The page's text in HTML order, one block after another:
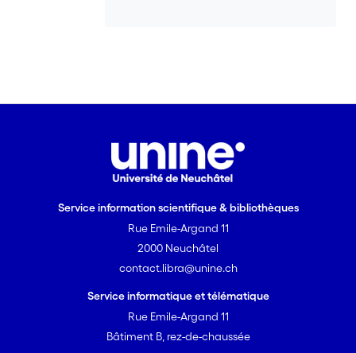
Service information scientifique & bibliothèques
Rue Emile-Argand 11
2000 Neuchâtel
contact.libra@unine.ch
Service informatique et télématique
Rue Emile-Argand 11
Bâtiment B, rez-de-chaussée